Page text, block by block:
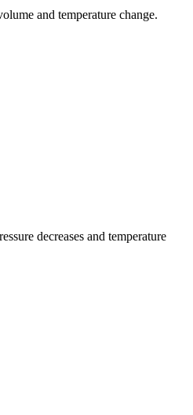
and temperature change.
decreases and temperature